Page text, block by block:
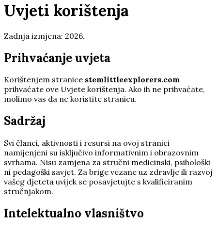
Uvjeti korištenja
Zadnja izmjena: 2026.
Prihvaćanje uvjeta
Korištenjem stranice stemlittleexplorers.com
prihvaćate ove Uvjete korištenja. Ako ih ne prihvaćate,
molimo vas da ne koristite stranicu.
Sadržaj
Svi članci, aktivnosti i resursi na ovoj stranici
namijenjeni su isključivo informativnim i obrazovnim
svrhama. Nisu zamjena za stručni medicinski, psihološki
ni pedagoški savjet. Za brige vezane uz zdravlje ili razvoj
vašeg djeteta uvijek se posavjetujte s kvalificiranim
stručnjakom.
Intelektualno vlasništvo